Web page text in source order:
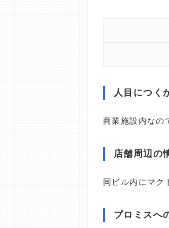
人目につく
商業施設内なの
店舗周辺の
同ビル内にマク
プロミスへ